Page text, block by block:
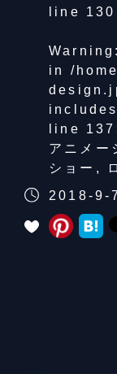
line
Warning
in /
line
アニメー
ショー ,
2018-9-7